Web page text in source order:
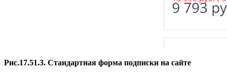
Рис.17.51.3. Стандартная форма подписки на сайте